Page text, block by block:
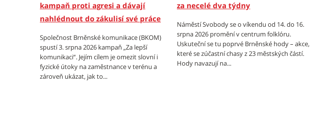
kampaň proti agresi a dávají
nahlédnout do zákulisí své práce
Společnost Brněnské komunikace (BKOM)
spustí 3. srpna 2026 kampaň „Za lepší
komunikaci“. Jejím cílem je omezit slovní i
fyzické útoky na zaměstnance v terénu a
zároveň ukázat, jak to...
za necelé dva týdny
Náměstí Svobody se o víkendu od 14. do 16.
srpna 2026 promění v centrum folklóru.
Uskuteční se tu poprvé Brněnské hody – akce,
které se zúčastní chasy z 23 městských částí.
Hody navazují na...